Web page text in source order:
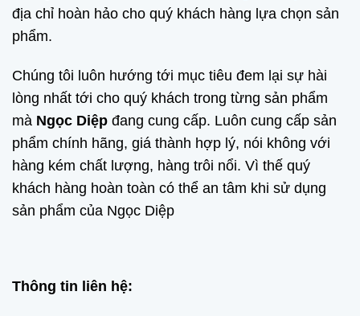
địa chỉ hoàn hảo cho quý khách hàng lựa chọn sản
phẩm.
Chúng tôi luôn hướng tới mục tiêu đem lại sự hài
lòng nhất tới cho quý khách trong từng sản phẩm
mà Ngọc Diệp đang cung cấp. Luôn cung cấp sản
phẩm chính hãng, giá thành hợp lý, nói không với
hàng kém chất lượng, hàng trôi nổi. Vì thế quý
khách hàng hoàn toàn có thể an tâm khi sử dụng
sản phẩm của Ngọc Diệp
Thông tin liên hệ: